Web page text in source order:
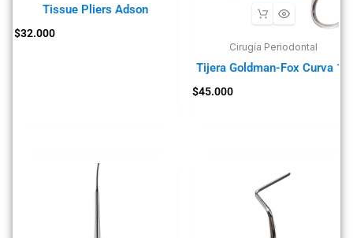
Tissue Pliers Adson
$32.000
Cirugía Periodontal
Tijera Goldman-Fox Curva 12
$45.000